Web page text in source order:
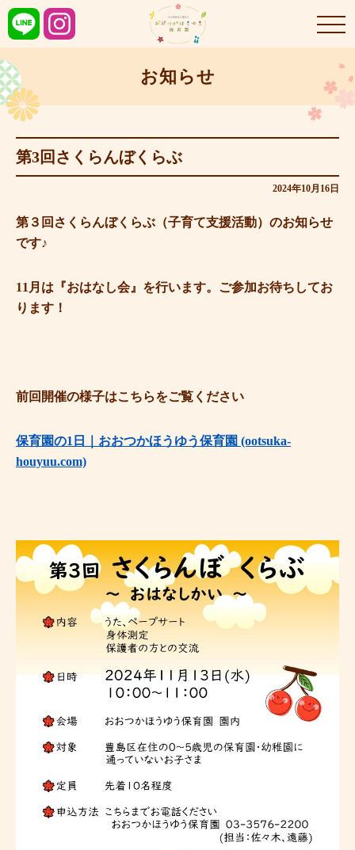
お知らせ
第3回さくらんぼくらぶ
2024年10月16日
第３回さくらんぼくらぶ（子育て支援活動）のお知らせ
です♪
11月は『おはなし会』を行います。ご参加お待ちしてお
ります！
前回開催の様子はこちらをご覧ください
保育園の1日｜おおつかほうゆう保育園 (ootsuka-
houyuu.com)